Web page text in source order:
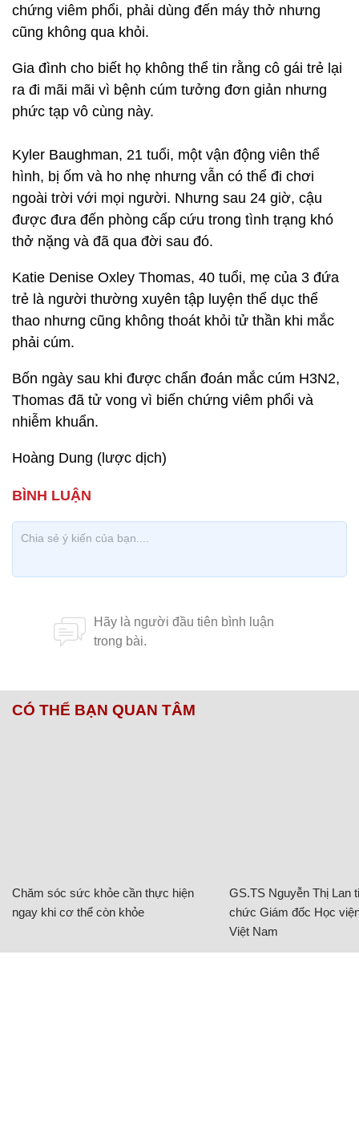
chứng viêm phổi, phải dùng đến máy thở nhưng
cũng không qua khỏi.
Gia đình cho biết họ không thể tin rằng cô gái trẻ lại
ra đi mãi mãi vì bệnh cúm tưởng đơn giản nhưng
phức tạp vô cùng này.
Kyler Baughman, 21 tuổi, một vận động viên thể
hình, bị ốm và ho nhẹ nhưng vẫn có thể đi chơi
ngoài trời với mọi người. Nhưng sau 24 giờ, cậu
được đưa đến phòng cấp cứu trong tình trạng khó
thở nặng và đã qua đời sau đó.
Katie Denise Oxley Thomas, 40 tuổi, mẹ của 3 đứa
trẻ là người thường xuyên tập luyện thể dục thể
thao nhưng cũng không thoát khỏi tử thần khi mắc
phải cúm.
Bốn ngày sau khi được chẩn đoán mắc cúm H3N2,
Thomas đã tử vong vì biến chứng viêm phổi và
nhiễm khuẩn.
Hoàng Dung (lược dịch)
CÓ THỂ BẠN QUAN TÂM
Chăm sóc sức khỏe cần thực hiện
ngay khi cơ thể còn khỏe
GS.TS Nguyễn Thị Lan
chức Giám đốc Học
Việt Nam